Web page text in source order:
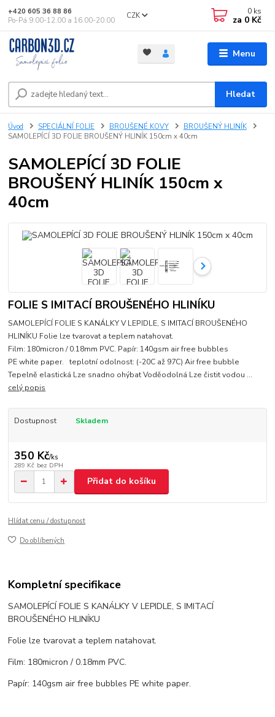
Menu
CZK
Hledat
+420 605 36 88 86
Po-Pá 9.00-12.00 a 16.00-20.00
0 ks
za 0 Kč
Úvod SPECIÁLNÍ FOLIE BROUŠENÉ KOVY
BROUŠENÝ HLINÍK
SAMOLEPÍCÍ 3D FOLIE BROUŠENÝ HLINÍK 150cm x 40cm
SAMOLEPÍCÍ 3D FOLIE
BROUŠENÝ HLINÍK 150cm x
40cm
FOLIE S IMITACÍ BROUŠENÉHO HLINÍKU
SAMOLEPÍCÍ FOLIE S KANÁLKY V LEPIDLE, S IMITACÍ BROUŠENÉHO
HLINÍKU Folie lze tvarovat a teplem natahovat.
Film: 180micron / 0.18mm PVC. Papír: 140gsm air free bubbles
PE white paper. teplotní odolnost: (-20C až 97C) Air free bubble
Tepelně elastická Lze snadno ohýbat Voděodolná Lze čistit vodou ...
celý popis
Dostupnost Skladem
350 Kč/ks
289 Kč bez DPH
Přidat do košíku
Hlídat cenu / dostupnost
Do oblíbených
Kompletní specifikace
SAMOLEPÍCÍ FOLIE S KANÁLKY V LEPIDLE, S IMITACÍ
BROUŠENÉHO HLINÍKU
Folie lze tvarovat a teplem natahovat.
Film: 180micron / 0.18mm PVC.
Papír: 140gsm air free bubbles PE white paper.